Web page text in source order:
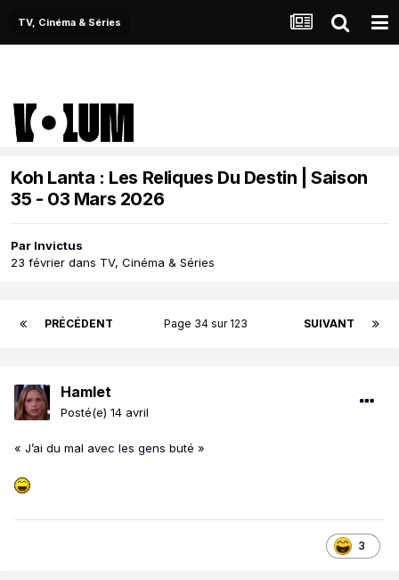
TV, Cinéma & Séries
Koh Lanta : Les Reliques Du Destin | Saison
35 - 03 Mars 2026
Par Invictus
23 février dans TV, Cinéma & Séries
PRÉCÉDENT SUIVANT
Page 34 sur 123
Hamlet
Posté(e) 14 avril
« J’ai du mal avec les gens buté »
3